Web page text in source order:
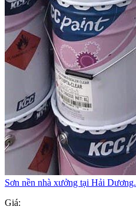
Sơn nền nhà xưởng tại Hải Dương.
Giá: